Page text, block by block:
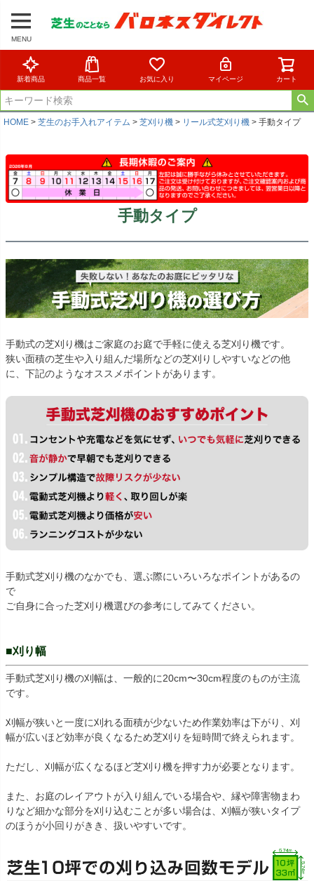
MENU
新着商品 商品一覧 お気に入り マイページ カート
HOME 芝生のお手入れアイテム 芝刈り機 リール式芝刈り機 手動タイプ
手動タイプ
手動式の芝刈り機はご家庭のお庭で手軽に使える芝刈り機です。
狭い面積の芝生や入り組んだ場所などの芝刈りしやすいなどの他
に、下記のようなオススメポイントがあります。
手動式芝刈り機のなかでも、選ぶ際にいろいろなポイントがあるの
で
ご自身に合った芝刈り機選びの参考にしてみてください。
■刈り幅
手動式芝刈り機の刈幅は、一般的に20cm〜30cm程度のものが主流
です。
刈幅が狭いと一度に刈れる面積が少ないため作業効率は下がり、刈
幅が広いほど効率が良くなるため芝刈りを短時間で終えられます。
ただし、刈幅が広くなるほど芝刈り機を押す力が必要となります。
また、お庭のレイアウトが入り組んでいる場合や、縁や障害物まわ
りなど細かな部分を刈り込むことが多い場合は、刈幅が狭いタイプ
のほうが小回りがきき、扱いやすいです。